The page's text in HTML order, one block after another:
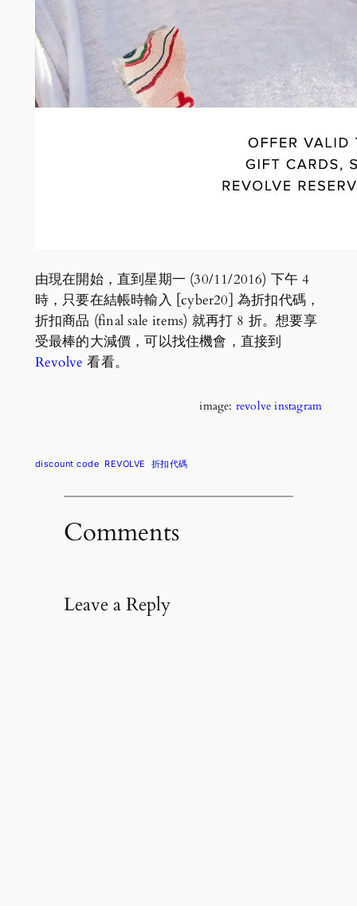
由現在開始，直到星期一 (30/11/2016) 下午 4
時，只要在結帳時輸入 [cyber20] 為折扣代碼，
折扣商品 (final sale items) 就再打 8 折。想要享
受最棒的大減價，可以找住機會，直接到
Revolve 看看。
image: revolve instagram
discount code REVOLVE 折扣代碼
Comments
Leave a Reply